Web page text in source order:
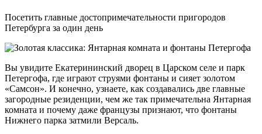
Посетить главные достопримечательности пригородов
Петербурга за один день
Вы увидите Екатерининский дворец в Царском селе и парк
Петергофа, где играют струями фонтаны и сияет золотом
«Самсон». И конечно, узнаете, как создавались две главные
загородные резиденции, чем же так примечательна Янтарная
комната и почему даже французы признают, что фонтаны
Нижнего парка затмили Версаль.